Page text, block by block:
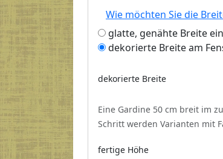
Wie möchten Sie die
glatte, genähte Breite
dekorierte Breite am
dekorierte Breite
Eine Gardine 50 cm breit im
Schritt werden Varianten mit
fertige Höhe